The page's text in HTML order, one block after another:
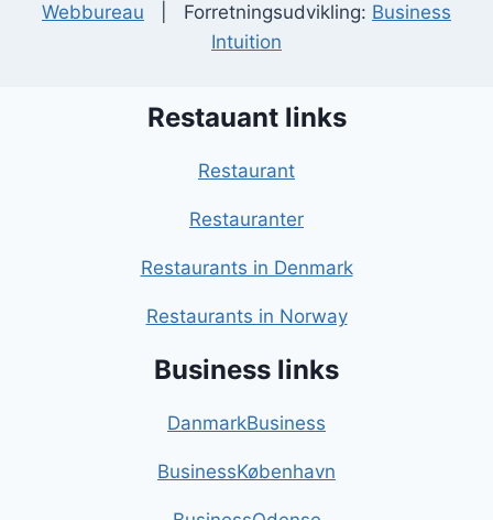
Webbureau | Forretningsudvikling: Business
Intuition
Restauant links
Restaurant
Restauranter
Restaurants in Denmark
Restaurants in Norway
Business links
DanmarkBusiness
BusinessKøbenhavn